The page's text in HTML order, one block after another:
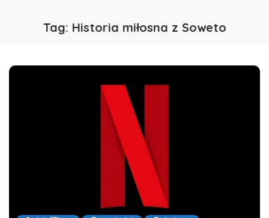
Tag: Historia miłosna z Soweto